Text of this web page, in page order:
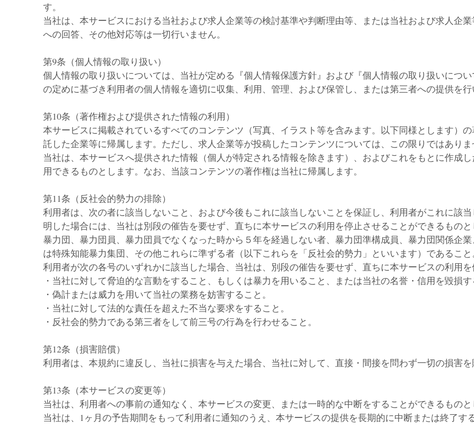
す。
当社は、本サービスにおける当社および求人企業等の検討基準や判断理由等、または当社および求人企
への回答、その他対応等は一切行いません。
第9条（個人情報の取り扱い）
個人情報の取り扱いについては、当社が定める『個人情報保護方針』および『個人情報の取り扱いにつ
の定めに基づき利用者の個人情報を適切に収集、利用、管理、および保管し、または第三者への提供を行
第10条（著作権および提供された情報の利用）
本サービスに掲載されているすべてのコンテンツ（写真、イラスト等を含みます。以下同様とします）
託した企業等に帰属します。ただし、求人企業等が投稿したコンテンツについては、この限りではありま
当社は、本サービスへ提供された情報（個人が特定される情報を除きます）、およびこれをもとに作成
用できるものとします。なお、当該コンテンツの著作権は当社に帰属します。
第11条（反社会的勢力の排除）
利用者は、次の者に該当しないこと、および今後もこれに該当しないことを保証し、利用者がこれに該
明した場合には、当社は別段の催告を要せず、直ちに本サービスの利用を停止させることができるものと
暴力団、暴力団員、暴力団員でなくなった時から５年を経過しない者、暴力団準構成員、暴力団関係企
は特殊知能暴力集団、その他これらに準ずる者（以下これらを「反社会的勢力」といいます）であること
利用者が次の各号のいずれかに該当した場合、当社は、別段の催告を要せず、直ちに本サービスの利用を
・当社に対して脅迫的な言動をすること、もしくは暴力を用いること、または当社の名誉・信用を毀損す
・偽計または威力を用いて当社の業務を妨害すること。
・当社に対して法的な責任を超えた不当な要求をすること。
・反社会的勢力である第三者をして前三号の行為を行わせること。
第12条（損害賠償）
利用者は、本規約に違反し、当社に損害を与えた場合、当社に対して、直接・間接を問わず一切の損害を
第13条（本サービスの変更等）
当社は、利用者への事前の通知なく、本サービスの変更、または一時的な中断をすることができるものと
当社は、1ヶ月の予告期間をもって利用者に通知のうえ、本サービスの提供を長期的に中断または終了す